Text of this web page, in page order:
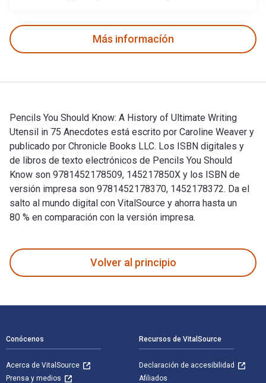
Más informacíón
Pencils You Should Know: A History of Ultimate Writing
Utensil in 75 Anecdotes está escrito por Caroline Weaver y
publicado por Chronicle Books LLC. Los ISBN digitales y
de libros de texto electrónicos de Pencils You Should
Know son 9781452178509, 145217850X y los ISBN de
versión impresa son 9781452178370, 1452178372. Da el
salto al mundo digital con VitalSource y ahorra hasta un
80 % en comparación con la versión impresa.
Volver al principio
Conócenos
Acerca de VitalSource
Prensa y medios
Recursos de VitalSource
Declaración de accesibilidad
Afiliados